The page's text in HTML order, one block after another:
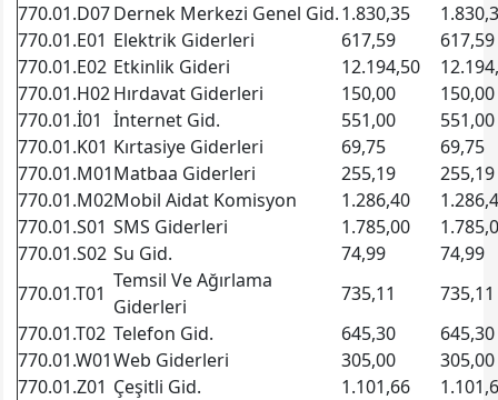
770.01.D07Dernek Merkezi Genel Gid.1.830,35
770.01.E01 Elektrik Giderleri 617,59
617,59
770.01.E02 Etkinlik Gideri 12.194,50
770.01.H02Hırdavat Giderleri 150,00
150,00
770.01.İ01 İnternet Gid. 551,00
551,00
770.01.K01 Kırtasiye Giderleri 69,75
69,75
770.01.M01Matbaa Giderleri 255,19
255,19
770.01.M02Mobil Aidat Komisyon 1.286,40
770.01.S01 SMS Giderleri 1.785,00
770.01.S02 Su Gid. 74,99
74,99
770.01.T01
Temsil Ve Ağırlama
Giderleri
735,11
735,11
770.01.T02 Telefon Gid. 645,30
645,30
770.01.W01Web Giderleri 305,00
305,00
770.01.Z01 Çeşitli Gid. 1.101,66